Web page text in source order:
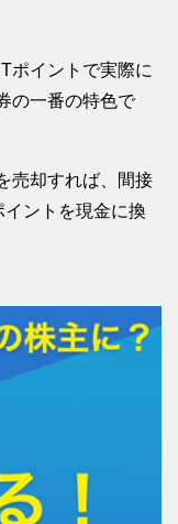
ポイントで実際に
の一番の特色で
売却すれば、間接
ントを現金に換